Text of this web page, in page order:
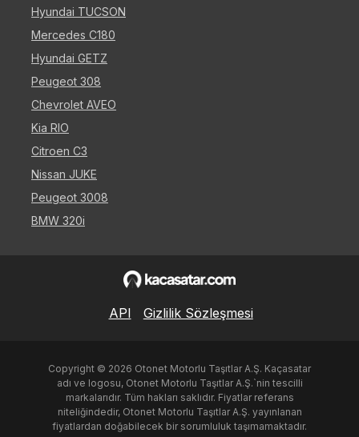
Hyundai TUCSON
Mercedes C180
Hyundai GETZ
Peugeot 308
Chevrolet AVEO
Kia RIO
Citroen C3
Nissan JUKE
Peugeot 3008
BMW 320i
API Gizlilik Sözleşmesi
Copyright © 2026 Otonet Motorlu Taşıtlar A.Ş. Kaçasatar
adı ve logosu, Otonet Motorlu Taşıtlar A.Ş.`nin tescilli
markalarıdır. Tüm hakları saklıdır. Fiyatlar referans
niteliğindedir, Otonet Motorlu Taşıtlar A.Ş. yayınlanan
fiyatlardan doğabilecek bir sorumluluk taşımamaktadır.